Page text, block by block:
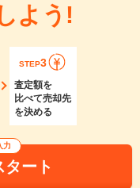
よう!
STEP3
査定額を
比べて売却先
を決める
力
ート